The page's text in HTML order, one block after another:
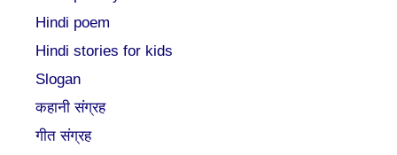
Hindi poem
Hindi stories for kids
Slogan
कहानी संग्रह
गीत संग्रह